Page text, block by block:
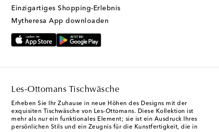
Einzigartiges Shopping-Erlebnis
Mytheresa App downloaden
Les-Ottomans Tischwäsche
Erheben Sie Ihr Zuhause in neue Höhen des Designs mit der
exquisiten Tischwäsche von Les-Ottomans. Diese Kollektion ist
mehr als nur ein funktionales Element; sie ist ein Ausdruck Ihres
persönlichen Stils und ein Zeugnis für die Kunstfertigkeit, die in